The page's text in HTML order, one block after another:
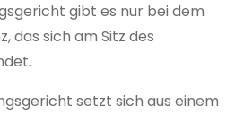
gibt es nur bei dem
das sich am Sitz des
setzt sich aus einem